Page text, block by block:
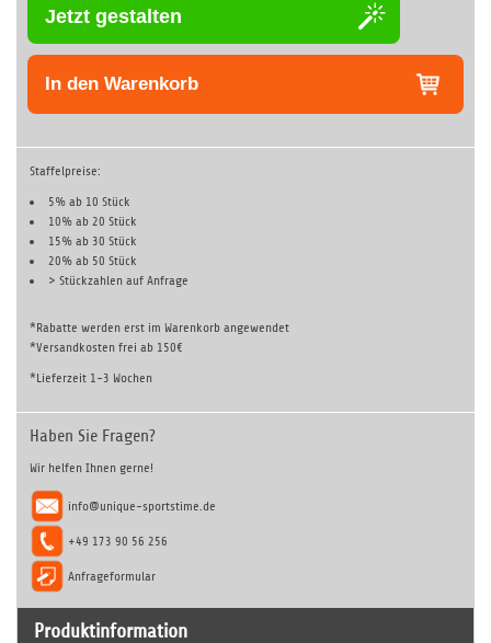
Jetzt gestalten
In den Warenkorb
Staffelpreise:
5% ab 10 Stück
10% ab 20 Stück
15% ab 30 Stück
20% ab 50 Stück
> Stückzahlen auf Anfrage
*Rabatte werden erst im Warenkorb angewendet
*Versandkosten frei ab 150€
*Lieferzeit 1-3 Wochen
Haben Sie Fragen?
Wir helfen Ihnen gerne!
info@unique-sportstime.de
+49 173 90 56 256
Anfrageformular
Produktinformation